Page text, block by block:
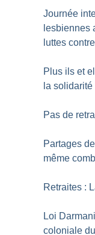
Journée
lesbiennes
luttes
Plus ils et
la
Pas de
Partages
même
Retraites :
Loi
coloniale